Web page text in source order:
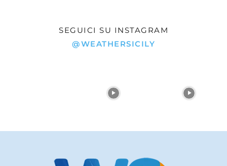
SEGUICI SU INSTAGRAM
@WEATHERSICILY